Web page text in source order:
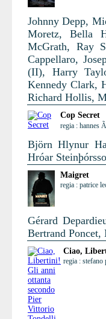
Johnny Depp,
Moretz, Bella
McGrath, Ray
Cappellaro,
(II), Harry
Kennedy Clark,
Richard Hollis,
Cop Secret
regia : hannes
Björn Hlynur
Hróar
Maigret
regia : patrice
Gérard
Bertrand Poncet,
Ciao,
regia : stefano